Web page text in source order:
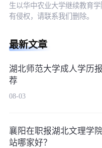
生以华中农业大学继续教育
有侵权，请联系我们删除。
最新文章
湖北师范大学成人学历
荐
08-03
襄阳在职报湖北文理学
站哪家好？